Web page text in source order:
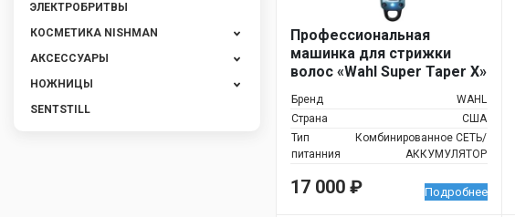
ЭЛЕКТРОБРИТВЫ
КОСМЕТИКА NISHMAN
АКСЕССУАРЫ
НОЖНИЦЫ
SENTSTILL
Профессиональная
машинка для стрижки
волос «Wahl Super Taper X»
Бренд
WAHL
Страна
США
Тип
питанния
Комбинированное СЕТЬ/
АККУМУЛЯТОР
17 000 ₽ Подробнее